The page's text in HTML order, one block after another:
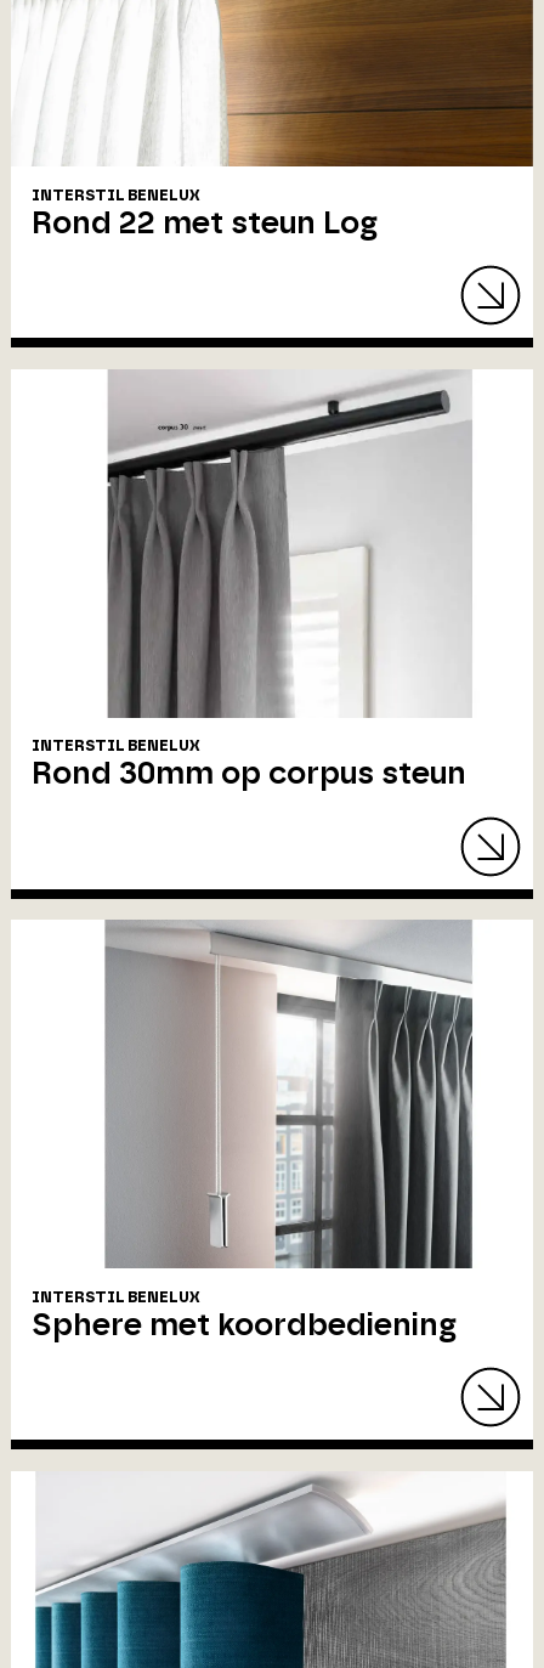
INTERSTIL BENELUX
Rond 22 met steun Log
INTERSTIL BENELUX
Rond 30mm op corpus steun
INTERSTIL BENELUX
Sphere met koordbediening